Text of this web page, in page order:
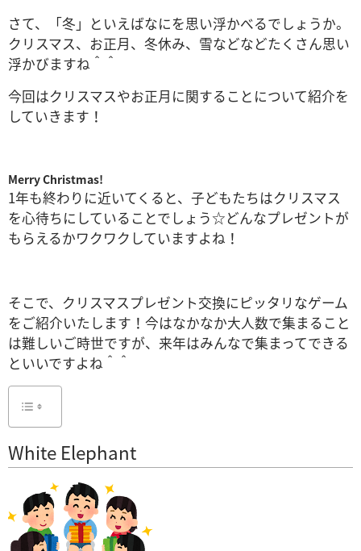
さて、「冬」といえばなにを思い浮かべるでしょうか。
クリスマス、お正月、冬休み、雪などなどたくさん思い
浮かびますね＾＾
今回はクリスマスやお正月に関することについて紹介を
していきます！
Merry Christmas!
1年も終わりに近いてくると、子どもたちはクリスマス
を心待ちにしていることでしょう☆どんなプレゼントが
もらえるかワクワクしていますよね！
そこで、クリスマスプレゼント交換にピッタリなゲーム
をご紹介いたします！ 今はなかなか大人数で集まること
は難しいご時世ですが、来年はみんなで集まってできる
といいですよね＾＾
White Elephant